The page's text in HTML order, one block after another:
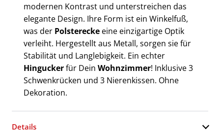
modernen Kontrast und unterstreichen das
elegante Design. Ihre Form ist ein Winkelfuß,
was der Polsterecke eine einzigartige Optik
verleiht. Hergestellt aus Metall, sorgen sie für
Stabilität und Langlebigkeit. Ein echter
Hinguckerfür Dein Wohnzimmer! Inklusive 3
Schwenkrücken und 3 Nierenkissen. Ohne
Dekoration.
Details